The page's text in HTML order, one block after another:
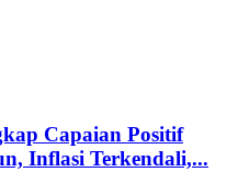
Capaian Positif
Inflasi Terkendali,...